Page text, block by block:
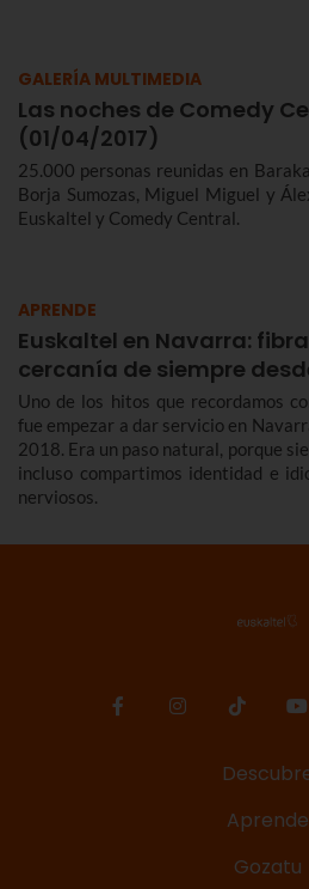
GALERÍA MULTIMEDIA
Las noches de Comedy
(01/04/2017)
25.000 personas reunidas en
Borja Sumozas, Miguel Miguel y
Euskaltel y Comedy Central.
APRENDE
Euskaltel en Navarra:
cercanía de siempre
Uno de los hitos que recordamos
fue empezar a dar servicio en
2018. Era un paso natural, porque
incluso compartimos identidad e
nerviosos.
Aprende
Gozatu